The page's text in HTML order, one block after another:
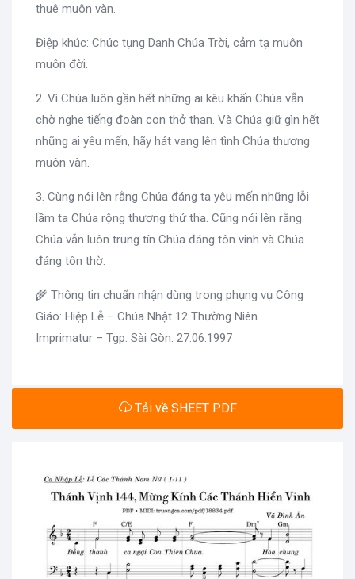
thuê muôn vàn.
Điệp khúc: Chúc tụng Danh Chúa Trời, cảm tạ muôn
muôn đời.
2. Vì Chúa luôn gần hết những ai kêu khấn Chúa vẫn
chờ nghe tiếng đoàn con thở than. Và Chúa giữ gìn hết
những ai yêu mến, hãy hát vang lên tình Chúa thương
muôn vàn.
3. Cùng nói lên rằng Chúa đáng ta yêu mến những lỗi
lầm ta Chúa rộng thương thứ tha. Cũng nói lên rằng
Chúa vẫn luôn trung tín Chúa đáng tôn vinh và Chúa
đáng tôn thờ.
🌾 Thông tin chuẩn nhận dùng trong phụng vụ Công
Giáo: Hiệp Lễ – Chúa Nhật 12 Thường Niên.
Imprimatur – Tgp. Sài Gòn: 27.06.1997
Tải về SHEET PDF